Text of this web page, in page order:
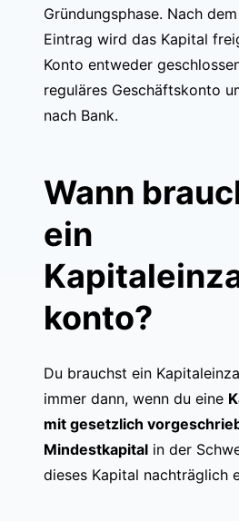
Gründungsphase. Nach
Eintrag wird das Kapital
Konto entweder
reguläres Geschäftskonto
nach Bank.
Wann
ein
konto?
Du brauchst ein
immer dann, wenn du eine
mit gesetzlich
Mindestkapital in der
dieses Kapital nachträglich